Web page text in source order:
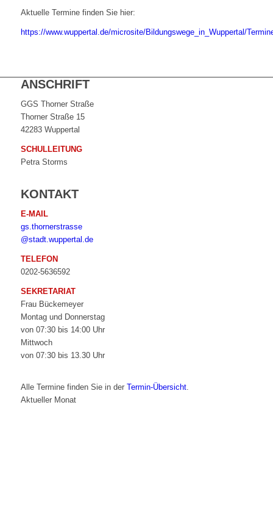
Aktuelle Termine finden Sie hier:
https://www.wuppertal.de/microsite/Bildungswege_in_Wuppertal/
ANSCHRIFT
GGS Thorner Straße
Thorner Straße 15
42283 Wuppertal
SCHULLEITUNG
Petra Storms
KONTAKT
E-MAIL
gs.thornerstrasse
@stadt.wuppertal.de
TELEFON
0202-5636592
SEKRETARIAT
Frau Bückemeyer
Montag und Donnerstag
von 07:30 bis 14:00 Uhr
Mittwoch
von 07:30 bis 13.30 Uhr
Alle Termine finden Sie in der Termin-Übersicht.
Aktueller Monat